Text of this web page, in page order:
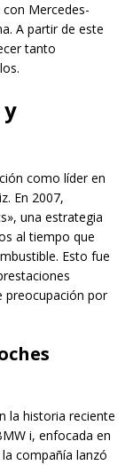
Mercedes-
A partir de este
tanto
como líder en
En 2007,
una estrategia
al tiempo que
Esto fue
preocupación por
la historia reciente
i, enfocada en
compañía lanzó